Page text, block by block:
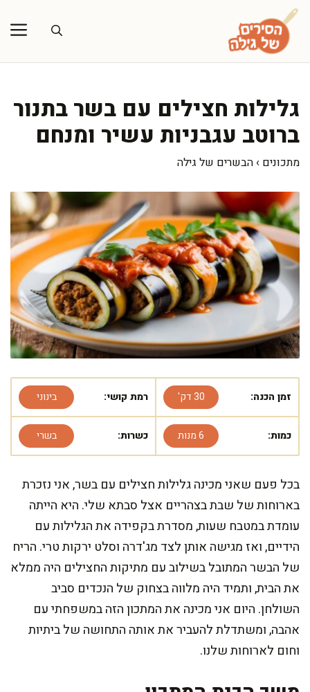
לדלג
לתוכן
גלילות חצילים עם בשר בתנור
ברוטב עגבניות עשיר ומנחם
מתכונים › הבשרים של גילה
זמן הכנה: 30 דק' רמת קושי: בינוני
כמות: 6 מנות כשרות: בשרי
בכל פעם שאני מכינה גלילות חצילים עם בשר, אני נזכרת
בארוחות של שבת בצהריים אצל סבתא שלי. היא הייתה
עומדת במטבח שעות, מסדרת בקפידה את הגלילות עם
הידיים, ואז מגישה אותן לצד מג'דרה וסלט ירקות טרי. הריח
של הבשר המתובל בשילוב עם מתיקות החצילים היה ממלא
את הבית, ותמיד היה מלווה בצחוק של הנכדים סביב
השולחן. היום אני מכינה את המתכון הזה במשפחתי עם
אהבה, ומשתדלת להעביר את אותה התחושה של ביתיות
וחום לארוחות שלנו.